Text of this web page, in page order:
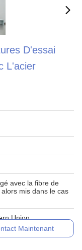
D'essai
L'acier
avec la fibre de
mis dans le cas
Union,
Maintenant